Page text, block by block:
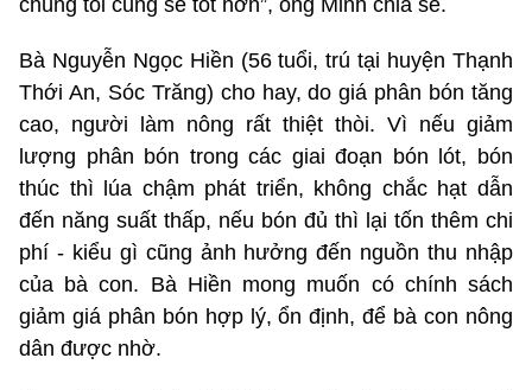
Bà Nguyễn Ngọc Hiền (56 tuổi, trú tại huyện Thạnh
Thới An, Sóc Trăng) cho hay, do giá phân bón tăng
cao, người làm nông rất thiệt thòi. Vì nếu giảm
lượng phân bón trong các giai đoạn bón lót, bón
thúc thì lúa chậm phát triển, không chắc hạt dẫn
đến năng suất thấp, nếu bón đủ thì lại tốn thêm chi
phí - kiểu gì cũng ảnh hưởng đến nguồn thu nhập
của bà con. Bà Hiền mong muốn có chính sách
giảm giá phân bón hợp lý, ổn định, để bà con nông
dân được nhờ.